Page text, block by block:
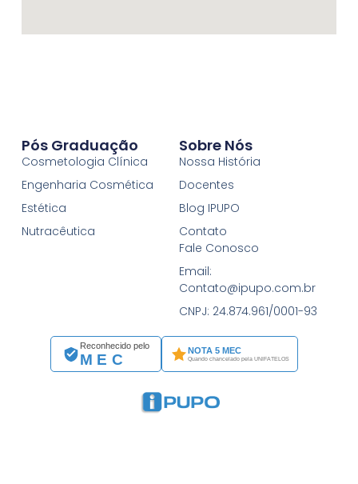
Reconhecido pelo
MEC
NOTA 5 MEC
Quando chancelado pela UNIFATELOS
Pós Graduação
Cosmetologia Clínica
Engenharia Cosmética
Estética
Nutracêutica
Sobre Nós
Nossa História
Docentes
Blog IPUPO
Contato
Fale Conosco
Email:
Contato@ipupo.com.br
CNPJ: 24.874.961/0001-93